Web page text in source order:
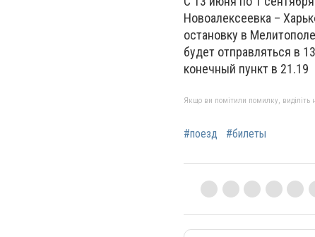
Новоалексеевка –
остановку в
будет отправляться в
конечный пункт в 21.19
Якщо ви помітили помилку, виділіть
#поезд #билеты